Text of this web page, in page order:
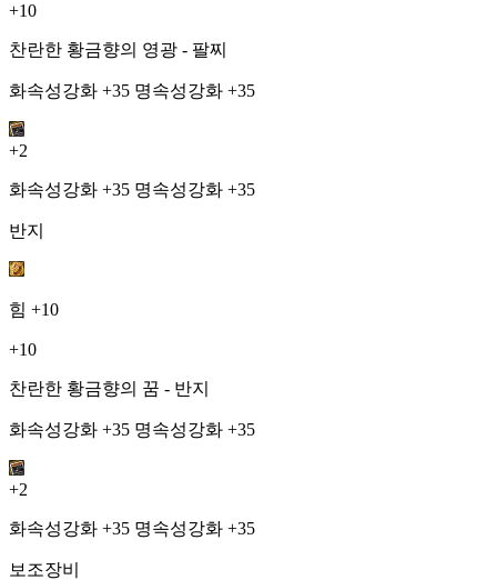
+10
찬란한 황금향의 영광 - 팔찌
화속성강화 +35 명속성강화 +35
+2
화속성강화 +35 명속성강화 +35
반지
힘 +10
+10
찬란한 황금향의 꿈 - 반지
화속성강화 +35 명속성강화 +35
+2
화속성강화 +35 명속성강화 +35
보조장비